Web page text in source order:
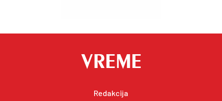
Redakcija